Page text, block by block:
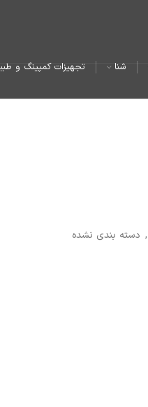
شنا
تجهیزات کمپینگ و
, دسته بندی نشده